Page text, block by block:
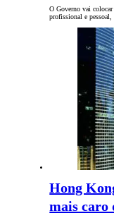
O Governo vai
profissional e
Hong
mais caro